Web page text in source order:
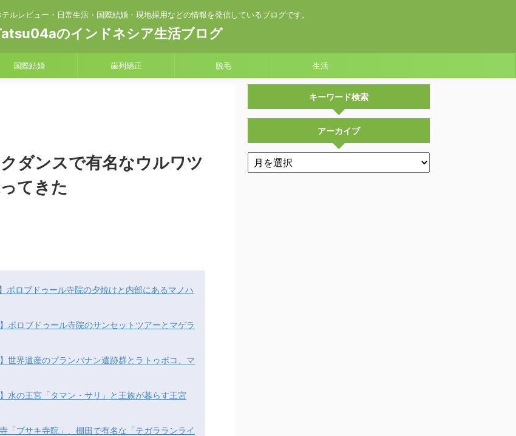
ルレビュー・日常生活・国際結婚・現地採用などの情報を発信しているブログです。
のインドネシア生活ブログ
国際結婚 歯列矯正 脱毛 生活
ダンスで有名なウルワツ
てきた
ボロブドゥール寺院の夕焼けと内部にあるマノハ
ボロブドゥール寺院のサンセットツアーとマゲラ
世界遺産のプランバナン遺跡群とラトゥボコ、マ
水の王宮「タマン・サリ」と王族が暮らす王宮
「ブサキ寺院」、棚田で有名な「テガラランライ
キーワード検索
アーカイブ